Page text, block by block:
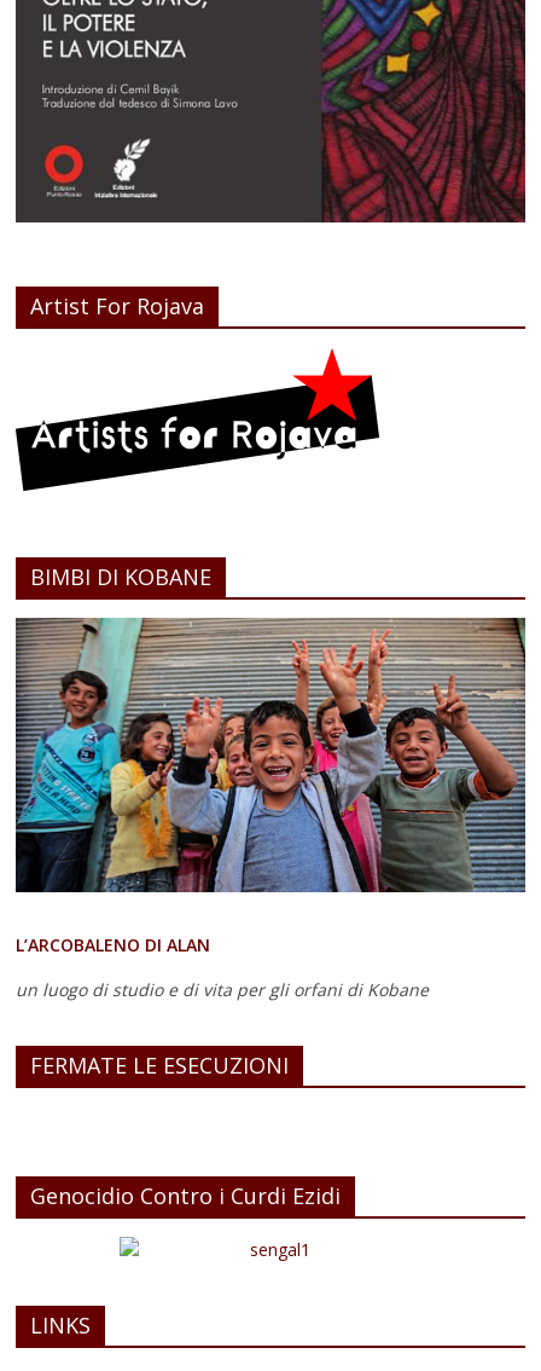
Artist For Rojava
BIMBI DI KOBANE
L’ARCOBALENO DI ALAN
un luogo di studio e di vita per gli orfani di Kobane
FERMATE LE ESECUZIONI
Genocidio Contro i Curdi Ezidi
LINKS